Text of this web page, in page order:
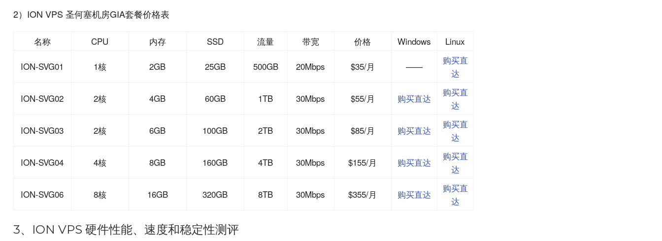
2）ION VPS 圣何塞机房GIA套餐价格表
名称 CPU 内存 SSD 流量 带宽 价格 Windows Linux
ION-SVG01 1核 2GB 25GB 500GB 20Mbps $35/月 ——
购买直
达
ION-SVG02 2核 4GB 60GB 1TB 30Mbps $55/月 购买直达
购买直
达
ION-SVG03 2核 6GB 100GB 2TB 30Mbps $85/月 购买直达
购买直
达
ION-SVG04 4核 8GB 160GB 4TB 30Mbps $155/月 购买直达
购买直
达
ION-SVG06 8核 16GB 320GB 8TB 30Mbps $355/月 购买直达
购买直
达
3、ION VPS 硬件性能、速度和稳定性测评